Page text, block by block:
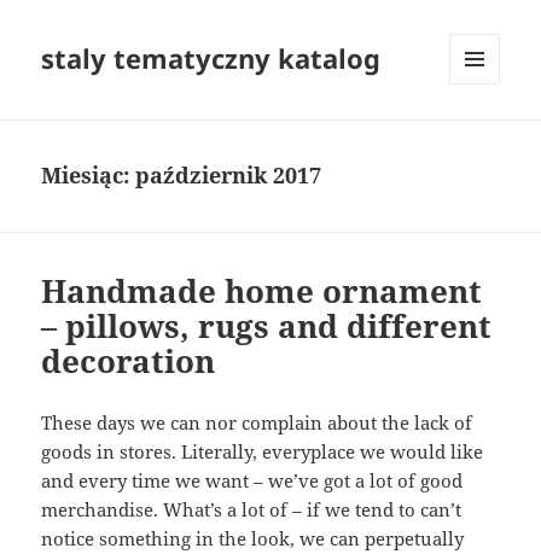
staly tematyczny katalog
Miesiąc:październik 2017
Handmade home ornament
– pillows, rugs and different
decoration
These days we can nor complain about the lack of
goods in stores. Literally, everyplace we would like
and every time we want – we’ve got a lot of good
merchandise. What’s a lot of – if we tend to can’t
notice something in the look, we can perpetually